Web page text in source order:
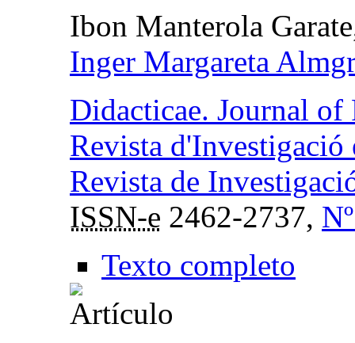
Ibon Manterola
Inger Margareta
Didacticae. Journal
Revista
Revista de
ISSN-e 2462-2737,
Texto completo